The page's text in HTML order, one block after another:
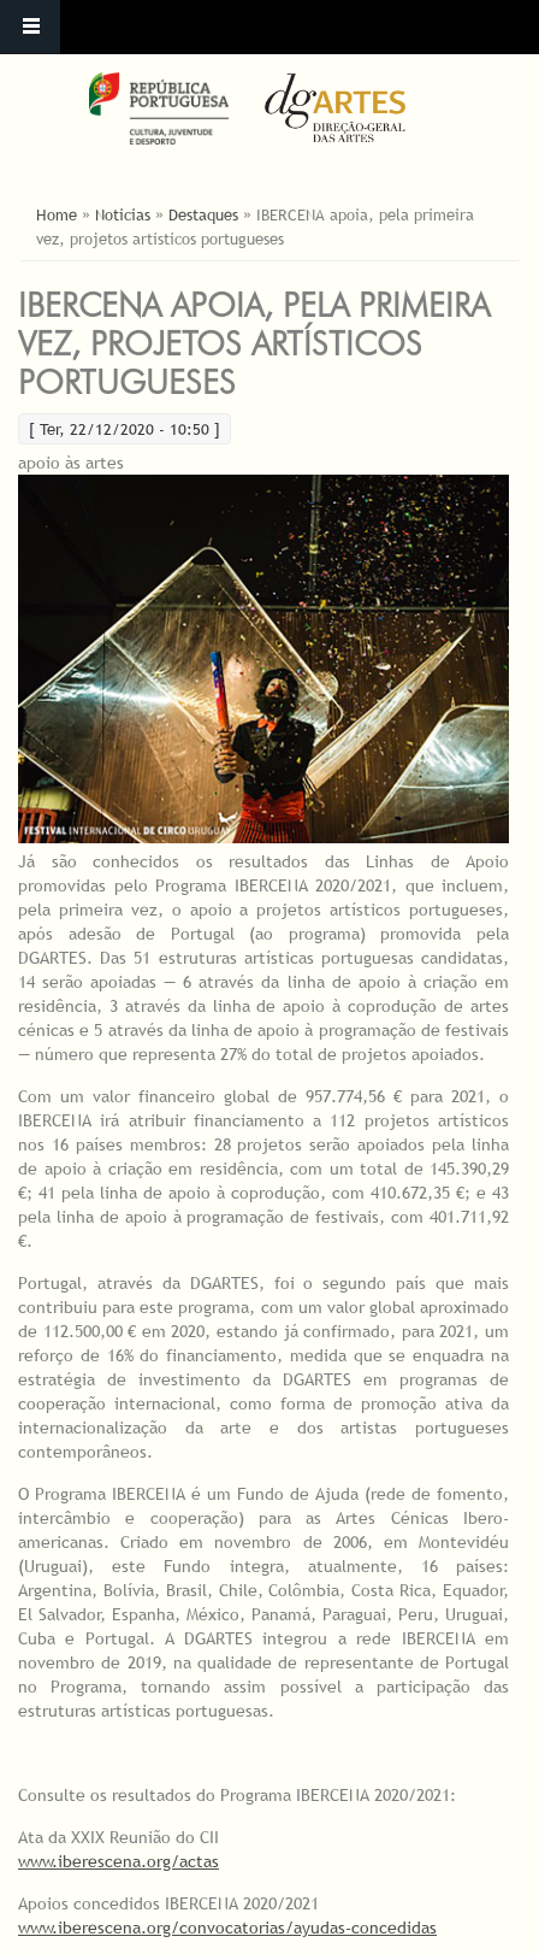
ESTÁ AQUI
Home » Noticias » Destaques » IBERCENA apoia, pela primeira
vez, projetos artísticos portugueses
IBERCENA APOIA, PELA PRIMEIRA
VEZ, PROJETOS ARTÍSTICOS
PORTUGUESES
[ Ter, 22/12/2020 - 10:50 ]
apoio às artes
Já são conhecidos os resultados das Linhas de Apoio
promovidas pelo Programa IBERCENA 2020/2021, que incluem,
pela primeira vez, o apoio a projetos artísticos portugueses,
após adesão de Portugal (ao programa) promovida pela
DGARTES. Das 51 estruturas artísticas portuguesas candidatas,
14 serão apoiadas — 6 através da linha de apoio à criação em
residência, 3 através da linha de apoio à coprodução de artes
cénicas e 5 através da linha de apoio à programação de festivais
— número que representa 27% do total de projetos apoiados.
Com um valor financeiro global de 957.774,56 € para 2021, o
IBERCENA irá atribuir financiamento a 112 projetos artísticos
nos 16 países membros: 28 projetos serão apoiados pela linha
de apoio à criação em residência, com um total de 145.390,29
€; 41 pela linha de apoio à coprodução, com 410.672,35 €; e 43
pela linha de apoio à programação de festivais, com 401.711,92
€.
Portugal, através da DGARTES, foi o segundo país que mais
contribuiu para este programa, com um valor global aproximado
de 112.500,00 € em 2020, estando já confirmado, para 2021, um
reforço de 16% do financiamento, medida que se enquadra na
estratégia de investimento da DGARTES em programas de
cooperação internacional, como forma de promoção ativa da
internacionalização da arte e dos artistas portugueses
contemporâneos.
O Programa IBERCENA é um Fundo de Ajuda (rede de fomento,
intercâmbio e cooperação) para as Artes Cénicas Ibero-
americanas. Criado em novembro de 2006, em Montevidéu
(Uruguai), este Fundo integra, atualmente, 16 países:
Argentina, Bolívia, Brasil, Chile, Colômbia, Costa Rica, Equador,
El Salvador, Espanha, México, Panamá, Paraguai, Peru, Uruguai,
Cuba e Portugal. A DGARTES integrou a rede IBERCENA em
novembro de 2019, na qualidade de representante de Portugal
no Programa, tornando assim possível a participação das
estruturas artísticas portuguesas.
Consulte os resultados do Programa IBERCENA 2020/2021:
Ata da XXIX Reunião do CII
www.iberescena.org/actas
Apoios concedidos IBERCENA 2020/2021
www.iberescena.org/convocatorias/ayudas-concedidas